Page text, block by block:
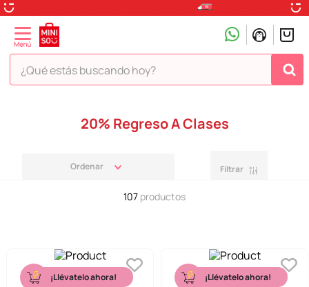
¿Qué estás buscando hoy?
20% Regreso A Clases
Filtrar
107 productos
¡Llévatelo ahora! ¡Llévatelo ahora!
disney
7
termos